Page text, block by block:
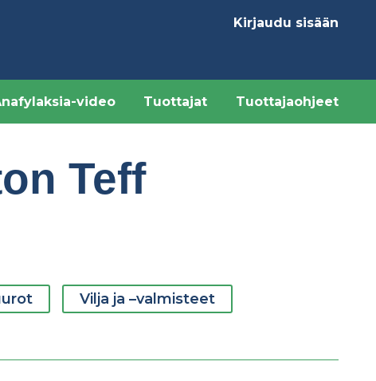
Käyttäjävalikko
Kirjaudu sisään
video Tuottajat Tuottajaohjeet
Teff
Vilja ja –valmisteet